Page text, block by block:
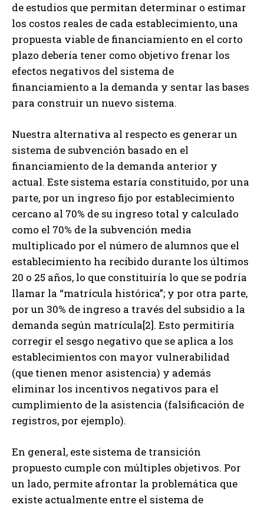
de estudios que permitan determinar o estimar
los costos reales de cada establecimiento, una
propuesta viable de financiamiento en el corto
plazo debería tener como objetivo frenar los
efectos negativos del sistema de
financiamiento a la demanda y sentar las bases
para construir un nuevo sistema.
Nuestra alternativa al respecto es generar un
sistema de subvención basado en el
financiamiento de la demanda anterior y
actual. Este sistema estaría constituido, por una
parte, por un ingreso fijo por establecimiento
cercano al 70% de su ingreso total y calculado
como el 70% de la subvención media
multiplicado por el número de alumnos que el
establecimiento ha recibido durante los últimos
20 o 25 años, lo que constituiría lo que se podría
llamar la “matrícula histórica”; y por otra parte,
por un 30% de ingreso a través del subsidio a la
demanda según matrícula[2]. Esto permitiría
corregir el sesgo negativo que se aplica a los
establecimientos con mayor vulnerabilidad
(que tienen menor asistencia) y además
eliminar los incentivos negativos para el
cumplimiento de la asistencia (falsificación de
registros, por ejemplo).
En general, este sistema de transición
propuesto cumple con múltiples objetivos. Por
un lado, permite afrontar la problemática que
existe actualmente entre el sistema de